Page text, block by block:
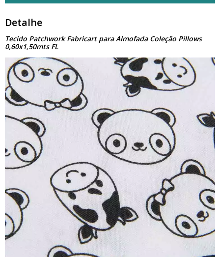
Detalhe
Tecido Patchwork Fabricart para Almofada Coleção Pillows
0,60x1,50mts FL